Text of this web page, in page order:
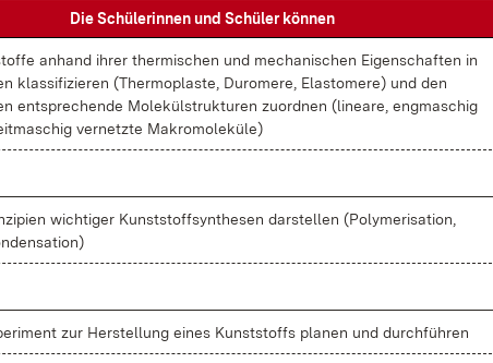
Die Schü­le­rin­nen und Schü­ler kön­nen
an­hand ih­rer ther­mi­schen und me­cha­ni­schen Ei­gen­schaf­ten in
klas­si­fi­zie­ren (Ther­mo­plas­te, Du­rome­re, Elast­o­me­re) und den
ent­spre­chen­de Mo­le­kül­struk­tu­ren zu­ord­nen (li­nea­re, eng­ma­schig
ver­netz­te Ma­kro­mo­le­kü­le)
wich­ti­ger Kunst­stoff­syn­the­sen dar­stel­len (Po­ly­me­ri­sa­ti­on,
zur Her­stel­lung ei­nes Kunst­stoffs pla­nen und durch­füh­ren